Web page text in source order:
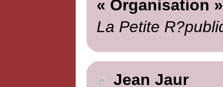
« Organisation »
La Petite
Jean Jaur